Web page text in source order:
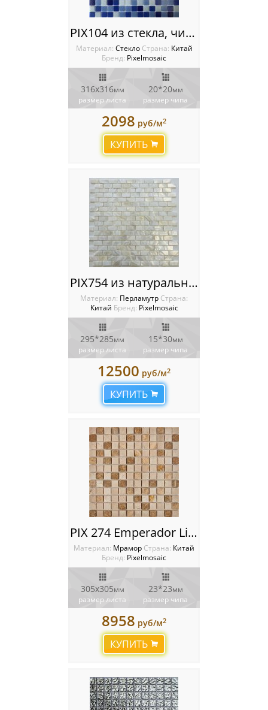
PIX104 из стекла, чип 20x20 мм, бумага 316х316х4 мм
Материал: Стекло Cтрана: Китай
Бренд: Pixelmosaic
316х316мм
размер листа
20*20мм
размер чипа
2098 руб/м2
КУПИТЬ
PIX754 из натурального перламутра, чип 15*30 мм, сетка 285х295х2 мм
Материал: Перламутр Cтрана:
Китай Бренд: Pixelmosaic
295*285мм
размер листа
15*30мм
размер чипа
12500 руб/м2
КУПИТЬ
PIX 274 Emperador Light, Crema Nova, чип 23x23 мм, сетка 305х305x6 мм, Полированная
Материал: Мрамор Cтрана: Китай
Бренд: Pixelmosaic
305х305мм
размер листа
23*23мм
размер чипа
8958 руб/м2
КУПИТЬ